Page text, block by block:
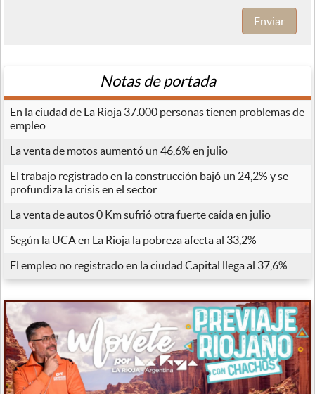
Enviar
Notas de portada
En la ciudad de La Rioja 37.000 personas tienen problemas de
empleo
La venta de motos aumentó un 46,6% en julio
El trabajo registrado en la construcción bajó un 24,2% y se
profundiza la crisis en el sector
La venta de autos 0 Km sufrió otra fuerte caída en julio
Según la UCA en La Rioja la pobreza afecta al 33,2%
El empleo no registrado en la ciudad Capital llega al 37,6%